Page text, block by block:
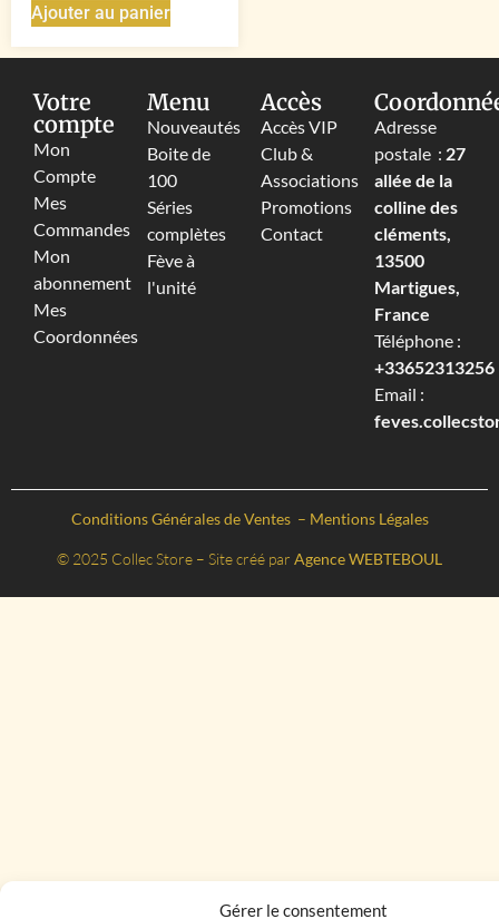
Gérer le consentement
Ajouter au panier
Votre
compte
Mon
Compte
Mes
Commandes
Mon
abonnement
Mes
Coordonnées
Menu
Nouveautés
Boite de
100
Séries
complètes
Fève à
l'unité
Accès
Accès VIP
Club &
Associations
Promotions
Contact
Adresse
postale : 27
allée de la
colline des
cléments,
13500
Martigues,
France
Téléphone :
+33652313256‬
Email :
Conditions Générales de Ventes – Mentions Légales
© 2025 Collec Store – Site créé par Agence WEBTEBOUL